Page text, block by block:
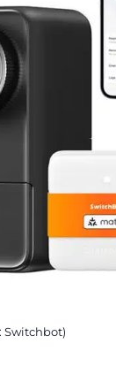
Switchbot)